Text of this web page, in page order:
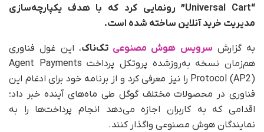
“Universal Cart” رونمایی کرد که با هدف یکپارچه‌سازی
مدیریت خرید آنلاین ساخته شده است.
به‌ گزارش سرویس هوش مصنوعی تک‌ناک، این غول فناوری
هم‌زمان نسخه به‌روزشده پروتکل پرداخت Agent Payments
Protocol (AP2) را نیز معرفی کرد و از برنامه خود برای ادغام این
فناوری در محصولات مختلف گوگل طی ماه‌های آینده خبر داد؛
اقدامی که به کاربران اجازه می‌دهد انجام پرداخت‌ها را به
نمایندگان هوش مصنوعی واگذار کنند.